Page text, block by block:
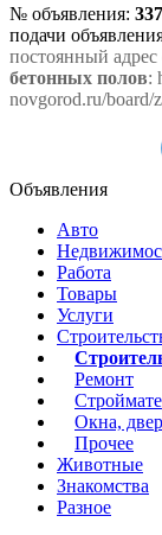
№ объявления: 337
подачи
постоянный
бетонных полов:
novgorod.ru/board/
Объявления
Авто
Работа
Товары
Услуги
Ремонт
Окна,
Прочее
Животные
Знакомства
Разное